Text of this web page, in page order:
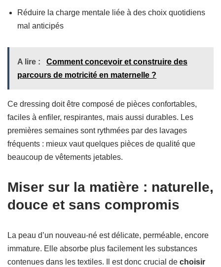
Réduire la charge mentale liée à des choix quotidiens
mal anticipés
A lire :
Comment concevoir et construire des
parcours de motricité en maternelle ?
Ce dressing doit être composé de pièces confortables,
faciles à enfiler, respirantes, mais aussi durables. Les
premières semaines sont rythmées par des lavages
fréquents : mieux vaut quelques pièces de qualité que
beaucoup de vêtements jetables.
Miser sur la matière : naturelle,
douce et sans compromis
La peau d’un nouveau-né est délicate, perméable, encore
immature. Elle absorbe plus facilement les substances
contenues dans les textiles. Il est donc crucial de choisir